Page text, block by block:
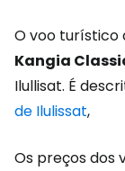
O voo turístico
Kangia
Ilullisat. É
de Ilulissat,
Os preços dos